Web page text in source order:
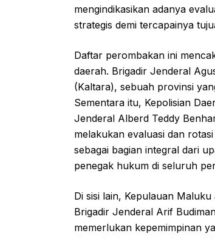
mengindikasikan adanya
strategis demi tercapainya
Daftar perombakan ini
daerah. Brigadir Jenderal
(Kaltara), sebuah provinsi
Sementara itu, Kepolisian
Jenderal Alberd Teddy
melakukan evaluasi dan
sebagai bagian integral dari
penegak hukum di seluruh
Di sisi lain, Kepulauan
Brigadir Jenderal Arif
memerlukan kepemimpinan